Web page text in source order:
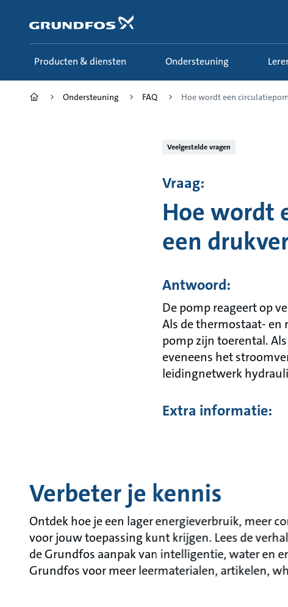
hoofdinhoud
Producten & diensten Ondersteuning
Ondersteuning FAQ Hoe wordt een
Veelgestelde vragen
Vraag:
Hoe wordt
een
Antwoord:
De pomp reageert op
Als de thermostaat- en
pomp zijn toerental.
eveneens het
leidingnetwerk
Extra informatie:
Verbeter je kennis
Ontdek hoe je een lager energieverbruik, meer
voor jouw toepassing kunt krijgen. Lees de
de Grundfos aanpak van intelligentie, water en
Grundfos voor meer leermaterialen, artikelen,